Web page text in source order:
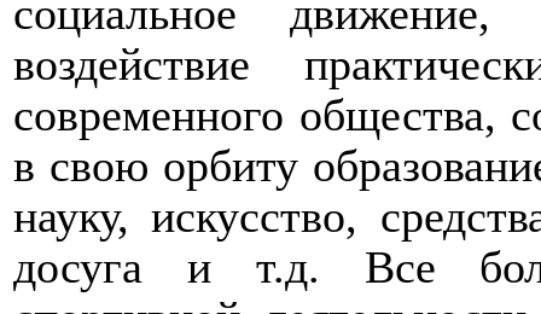
социальное
воздействие
современного общества,
в свою орбиту
науку, искусство,
досуга и т.д. Все